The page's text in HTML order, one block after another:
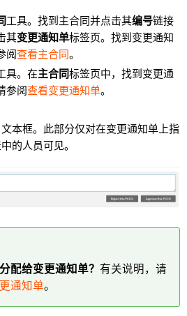
工具。找到主合同并点击其编号链接
其变更通知单标签页。找到变更通知
阅查看主合同。
具。在主合同标签页中，找到变更通
参阅查看变更通知单。
本框。此部分仅对在变更通知单上指
的人员可见。
配给变更通知单？ 有关说明，请
通知单。